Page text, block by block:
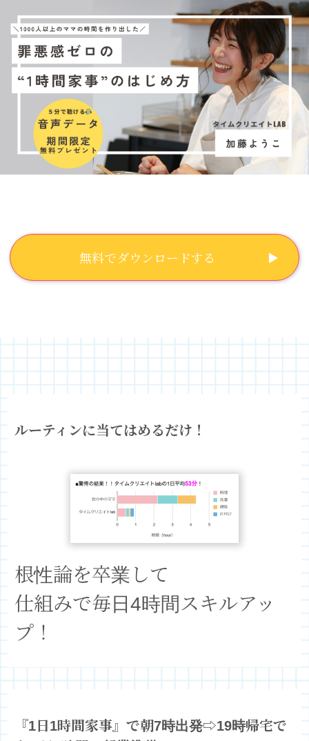
無料でダウンロードする
ルーティンに当てはめるだけ！
根性論を卒業して
仕組みで毎日4時間スキルアッ
プ！
『1日1時間家事』で朝7時出発⇨19時帰宅で